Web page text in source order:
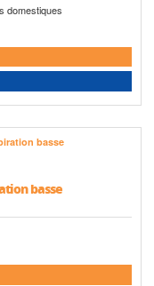
domestiques
basse